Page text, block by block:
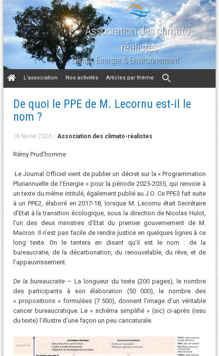
Association des climato-
réalistes
Climat, Énergie & Environnement
Aller
au
L’association Nos activités Articles par thème
De quoi le PPE de M. Lecornu est-il le
nom ?
18 février 2026/ Association des climato-réalistes
Rémy Prud’homme
Le Journal Officiel vient de publier un décret sur la « Programmation
Pluriannuelle de l’Energie » pour la période 2025-2035, qui renvoie à
un texte du même intitulé, également publié au J.O. Ce PPE3 fait suite
à un PPE2, élaboré en 2017-18, lorsque M. Lecornu était Secrétaire
d’Etat à la transition écologique, sous la direction de Nicolas Hulot,
l’un des deux ministres d’Etat du premier gouvernement de M.
Macron. Il n’est pas facile de rendre justice en quelques lignes à ce
long texte. On le tentera en disant qu’il est le nom : de la
bureaucratie, de la décarbonation, du renouvelable, du rêve, et de
l’appauvrissement.
De la bureaucratie – La longueur du texte (200 pages), le nombre
des participants à son élaboration (50 000), le nombre des
« propositions » formulées (7 500), donnent l’image d’un véritable
cancer bureaucratique. Le « schéma simplifié » (sic) ci-après (issu
du texte) l’illustre d’une façon un peu caricaturale.